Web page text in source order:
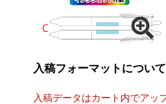
入稿フォーマットについて
入稿データはカート内でアッ